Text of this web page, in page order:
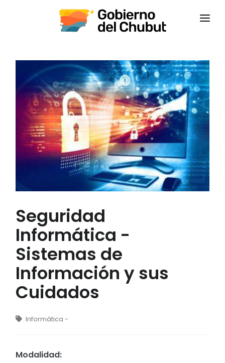
INSTITUCIONAL
CAPACITACIONES
CONTACTANOS
CAMPUS VIRTUAL
CEPS
Seguridad
Informática -
Sistemas de
Información y sus
Cuidados
Informática -
Modalidad: